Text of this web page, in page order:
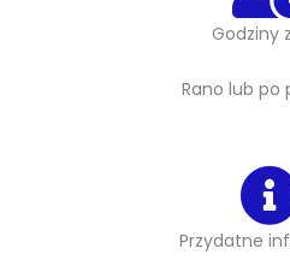
Godziny
Rano lub po
Przydatne